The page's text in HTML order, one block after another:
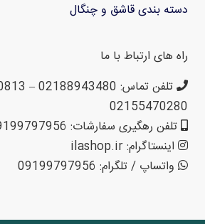
دسته بندی قاشق و چنگال
راه های ارتباط با ما
02155470280
تلفن رهگیری سفارشات: 09199797956
اینستاگرام: ilashop.ir
واتساپ / تلگرام: 09199797956